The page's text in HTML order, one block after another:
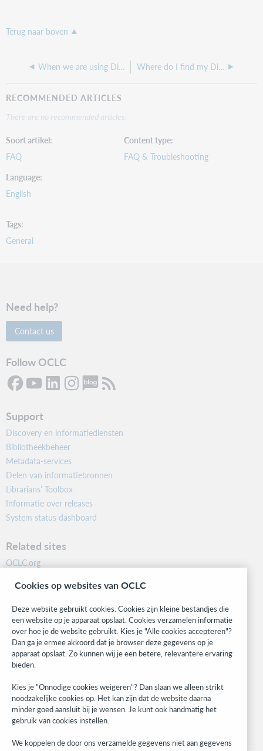
Terug naar boven
When we are using Digital Collection Gateway, can we add our work manually? Where do I find my Digital Collection Gateway key?
RECOMMENDED ARTICLES
There are no recommended articles.
Soort artikel
FAQ
Content type
FAQ & Troubleshooting
Language
English
Tags
General
Need help?
Contact us
Follow OCLC
Support
Discovery en informatiediensten
Bibliotheekbeheer
Metadata-services
Delen van informatiebronnen
Librarians’ Toolbox
Informatie over releases
System status dashboard
Related sites
OCLC.org
Community
Research
WebJunction
Developer Network
Stay in the know.
Get the latest product updates, research, events, and much more—
right to your inbox.
Subscribe now
Cookies op websites van OCLC
Deze website gebruikt cookies. Cookies zijn kleine bestandjes die
een website op je apparaat opslaat. Cookies verzamelen informatie
over hoe je de website gebruikt. Kies je "Alle cookies accepteren"?
Dan ga je ermee akkoord dat je browser deze gegevens op je
apparaat opslaat. Zo kunnen wij je een betere, relevantere ervaring
bieden.
Kies je "Onnodige cookies weigeren"? Dan slaan we alleen strikt
noodzakelijke cookies op. Het kan zijn dat de website daarna
minder goed aansluit bij je wensen. Je kunt ook handmatig het
gebruik van cookies instellen.
We koppelen de door ons verzamelde gegevens niet aan gegevens